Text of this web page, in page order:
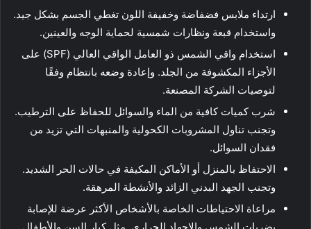
ارتداء ملابس فضفاضة وخفيفة اللون تغطي الجسم بشكل جيد.
واستخدام قبعة ونظارات شمسية لحماية الوجه والعينين.
استخدام واقي الشمس ذو العامل الواقي العالي (SPF) على
الأجزاء المكشوفة من الجلد. وإعادة وضعه بانتظام وفقًا
لتوصيات الشركة المصنعة.
شرب كميات كافية من الماء والسوائل للحفاظ على الترطيب.
وتجنب تناول المشروبات الكحولية والمنبهات التي تزيد من
فقدان السوائل.
الاحتفاظ بالمنزل أو الأماكن المكيفة في حالات الحر الشديد.
وتجنب الجهد البدني الزائد والأنشطة المرهقة.
مراعاة الاحتياطات الخاصة بالأشخاص الأكثر عرضة للإصابة